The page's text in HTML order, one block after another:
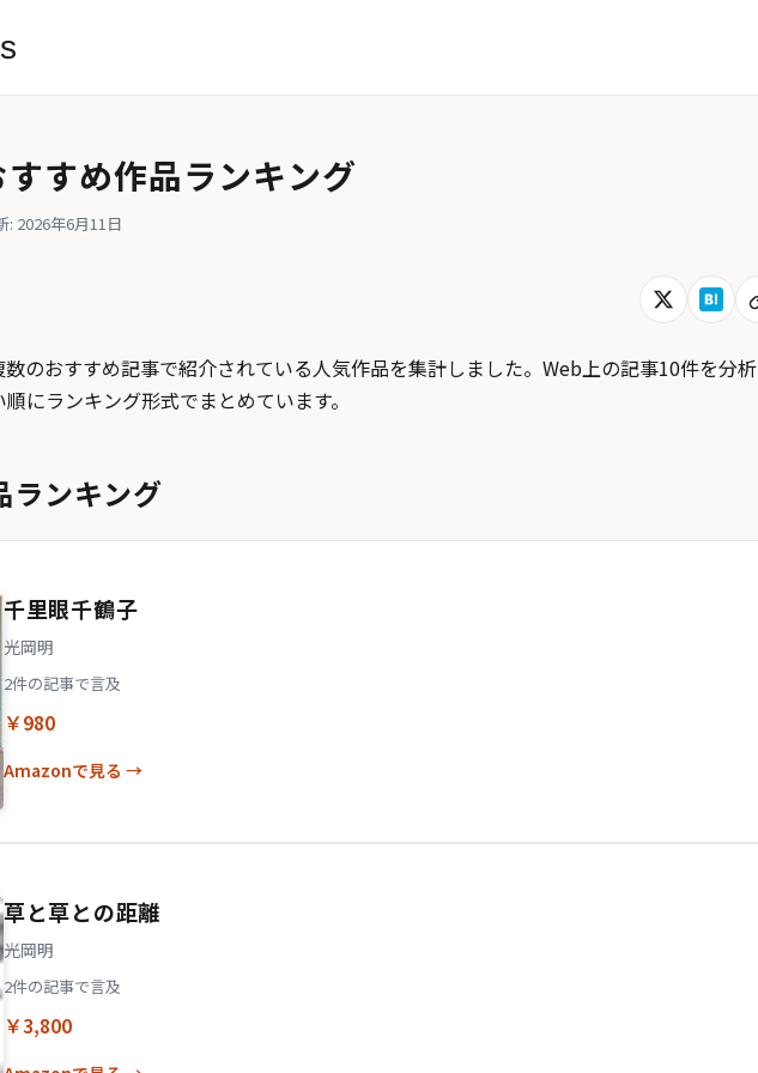
すめ作品ランキング
: 2026年6月11日
のおすすめ記事で紹介されている人気作品を集計しました。Web上の記事10件を分析
にランキング形式でまとめています。
ランキング
千里眼千鶴子
光岡明
2件の記事で言及
￥980
Amazonで見る →
草と草との距離
光岡明
2件の記事で言及
￥3,800